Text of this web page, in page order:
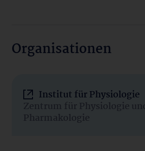
Organisationen
Institut für Physiologie
Zentrum für Physiologie
Pharmakologie